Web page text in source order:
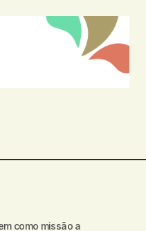
como missão a